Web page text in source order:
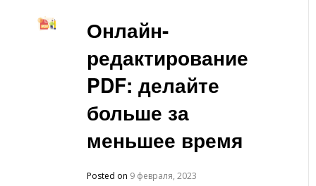
Онлайн-
редактирование
PDF: делайте
больше за
меньшее время
Posted on 9 февраля, 2023